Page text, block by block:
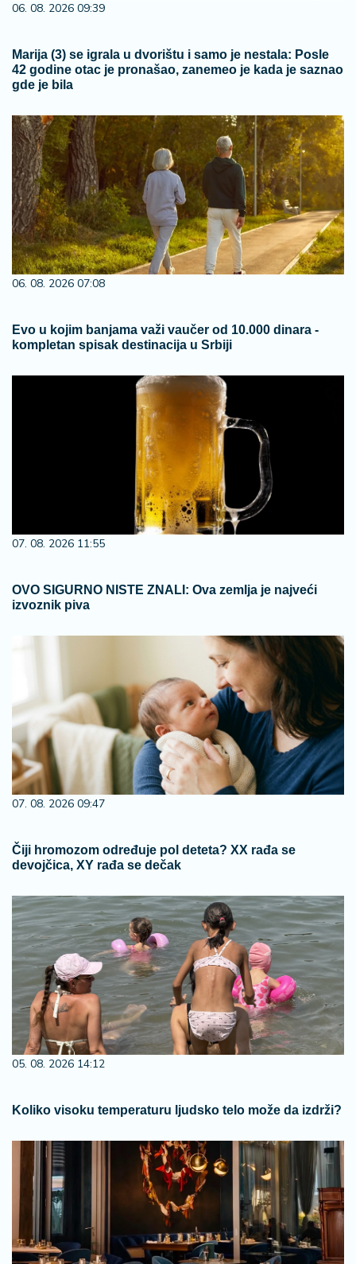
06. 08. 2026 09:39
Marija (3) se igrala u dvorištu i samo je nestala: Posle
42 godine otac je pronašao, zanemeo je kada je saznao
gde je bila
06. 08. 2026 07:08
Evo u kojim banjama važi vaučer od 10.000 dinara -
kompletan spisak destinacija u Srbiji
07. 08. 2026 11:55
OVO SIGURNO NISTE ZNALI: Ova zemlja je najveći
izvoznik piva
07. 08. 2026 09:47
Čiji hromozom određuje pol deteta? XX rađa se
devojčica, XY rađa se dečak
05. 08. 2026 14:12
Koliko visoku temperaturu ljudsko telo može da izdrži?